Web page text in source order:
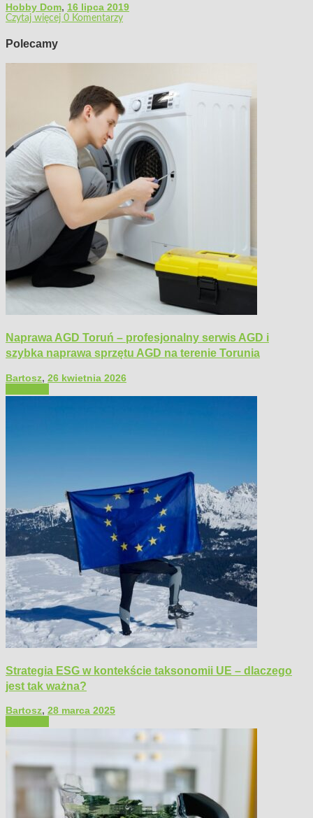
Hobby Dom, 16 lipca 2019
Czytaj więcej 0 Komentarzy
Polecamy
Naprawa AGD Toruń – profesjonalny serwis AGD i
szybka naprawa sprzętu AGD na terenie Torunia
Bartosz, 26 kwietnia 2026
Strategia ESG w kontekście taksonomii UE – dlaczego
jest tak ważna?
Bartosz, 28 marca 2025